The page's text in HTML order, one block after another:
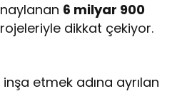
6 milyar 900
dikkat çekiyor.
etmek adına ayrılan